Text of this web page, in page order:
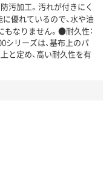
汚加工。汚れが付きにく
優れているので、水や油
なりません。●耐久性：
シリーズは、基布上のパ
と定め、高い耐久性を有